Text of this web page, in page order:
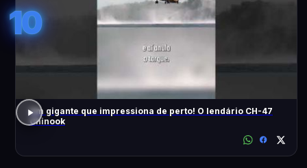
10
Um gigante que impressiona de perto! O lendário CH-47
Chinook